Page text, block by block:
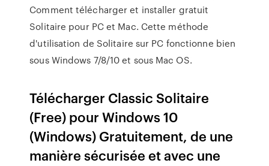
Comment télécharger et installer gratuit
Solitaire pour PC et Mac. Cette méthode
d'utilisation de Solitaire sur PC fonctionne bien
sous Windows 7/8/10 et sous Mac OS.
Télécharger Classic Solitaire
(Free) pour Windows 10
(Windows) Gratuitement, de une
manière sécurisée et avec une